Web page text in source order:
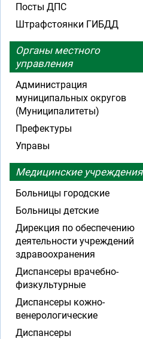
Посты ДПС
Штрафстоянки ГИБДД
Органы местного
управления
Администрация
муниципальных округов
(Муниципалитеты)
Префектуры
Управы
Медицинские учреждения
Больницы городские
Больницы детские
Дирекция по обеспечению
деятельности учреждений
здравоохранения
Диспансеры врачебно-
физкультурные
Диспансеры кожно-
венерологические
Диспансеры